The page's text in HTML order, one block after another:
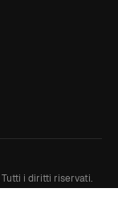
Tutti i diritti riservati.